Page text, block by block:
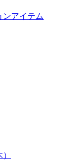
ンアイテム